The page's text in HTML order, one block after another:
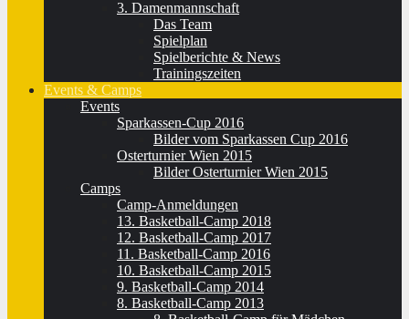
3. Damenmannschaft
Das Team
Spielplan
Spielberichte & News
Trainingszeiten
Events & Camps
Events
Sparkassen-Cup 2016
Bilder vom Sparkassen Cup 2016
Osterturnier Wien 2015
Bilder Osterturnier Wien 2015
Camps
Camp-Anmeldungen
13. Basketball-Camp 2018
12. Basketball-Camp 2017
11. Basketball-Camp 2016
10. Basketball-Camp 2015
9. Basketball-Camp 2014
8. Basketball-Camp 2013